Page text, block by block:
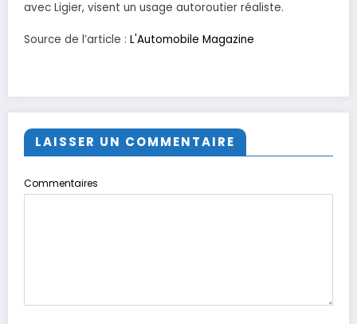
avec Ligier, visent un usage autoroutier réaliste.
Source de l’article : L'Automobile Magazine
LAISSER UN COMMENTAIRE
Commentaires